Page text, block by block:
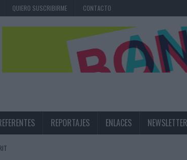
QUIERO SUSCRIBIRME CONTACTO
REPORTAJES ENLACES NEWSLETTER